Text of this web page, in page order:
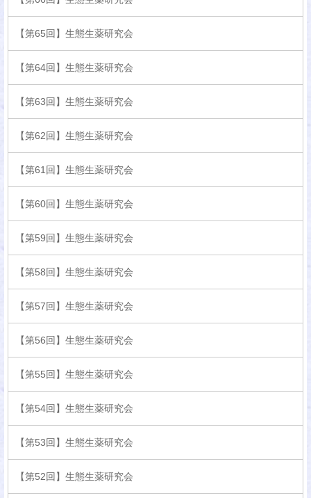
【第65回】生態生薬研究会
【第64回】生態生薬研究会
【第63回】生態生薬研究会
【第62回】生態生薬研究会
【第61回】生態生薬研究会
【第60回】生態生薬研究会
【第59回】生態生薬研究会
【第58回】生態生薬研究会
【第57回】生態生薬研究会
【第56回】生態生薬研究会
【第55回】生態生薬研究会
【第54回】生態生薬研究会
【第53回】生態生薬研究会
【第52回】生態生薬研究会